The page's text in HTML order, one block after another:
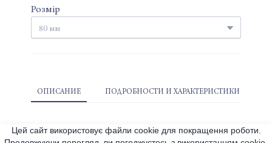
Розмір
ОПИСАНИЕ ПОДРОБНОСТИ И ХАРАКТЕРИСТИКИ
Цей сайт використовує файли cookie для покращення роботи.